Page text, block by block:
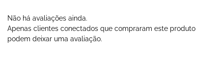
Não há avaliações ainda.
Apenas clientes conectados que compraram este produto
podem deixar uma avaliação.